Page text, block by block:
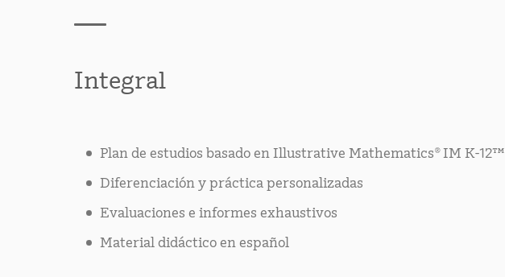
Integral
Plan de estudios basado en Illustrative Mathematics® IM K-12™
Diferenciación y práctica personalizadas
Evaluaciones e informes exhaustivos
Material didáctico en español